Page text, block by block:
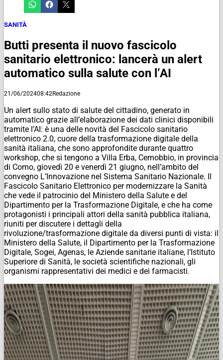
SANITÀ
Butti presenta il nuovo fascicolo
sanitario elettronico: lancerà un alert
automatico sulla salute con l’AI
21/06/202408:42Redazione
Un alert sullo stato di salute del cittadino, generato in
automatico grazie all’elaborazione dei dati clinici disponibili
tramite l’AI: è una delle novità del Fascicolo sanitario
elettronico 2.0, cuore della trasformazione digitale della
sanità italiana, che sono approfondite durante quattro
workshop, che si tengono a Villa Erba, Cernobbio, in provincia
di Como, giovedì 20 e venerdì 21 giugno, nell’ambito del
convegno L’Innovazione nel Sistema Sanitario Nazionale. Il
Fascicolo Sanitario Elettronico per modernizzare la Sanità
che vede il patrocinio del Ministero della Salute e del
Dipartimento per la Trasformazione Digitale, e che ha come
protagonisti i principali attori della sanità pubblica italiana,
riuniti per discutere i dettagli della
rivoluzione/trasformazione digitale da diversi punti di vista: il
Ministero della Salute, il Dipartimento per la Trasformazione
Digitale, Sogei, Agenas, le Aziende sanitarie italiane, l’Istituto
Superiore di Sanità, le società scientifiche nazionali, gli
organismi rappresentativi dei medici e dei farmacisti.